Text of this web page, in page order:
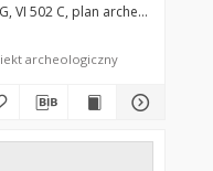
średniowiecze wczesne
VI 502 C, plan archeologiczny
archeologiczny